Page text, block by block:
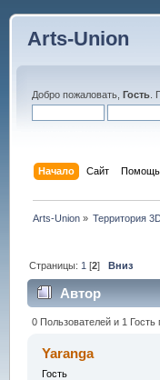
Arts-Union
Добро пожаловать, Гость.
Начало Сайт Помощь
Arts-Union » Территория
Страницы: 1 [2]Вниз
Автор
0 Пользователей и 1
Yaranga
Гость